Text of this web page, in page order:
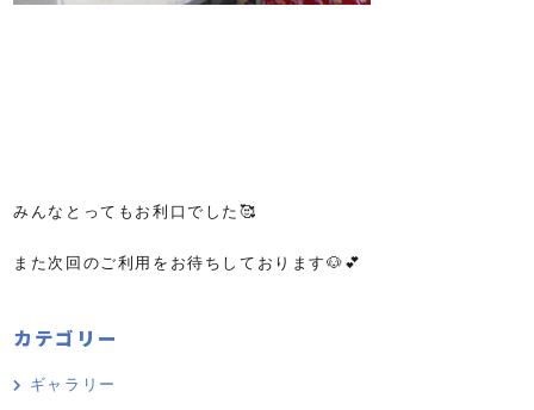
みんなとってもお利口でした🥰
また次回のご利用をお待ちしております🐶💕
カテゴリー
ギャラリー